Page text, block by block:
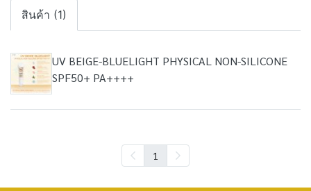
สินค้า (1)
UV BEIGE-BLUELIGHT PHYSICAL NON-SILICONE
SPF50+ PA++++
1